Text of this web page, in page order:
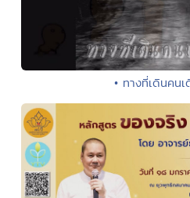
• ทางที่เดินคนเ